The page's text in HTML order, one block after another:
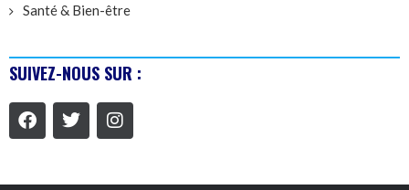
Santé & Bien-être
SUIVEZ-NOUS SUR :